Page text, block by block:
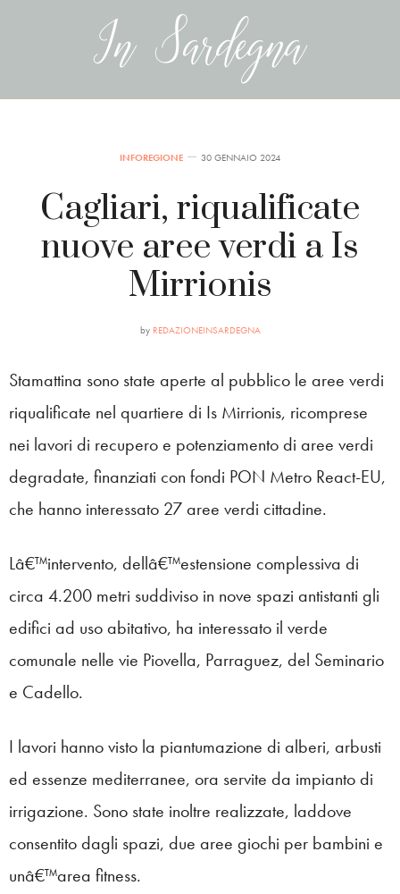
INFOREGIONE 30 GENNAIO 2024
Cagliari, riqualificate
nuove aree verdi a Is
Mirrionis
by REDAZIONEINSARDEGNA
Stamattina sono state aperte al pubblico le aree verdi
riqualificate nel quartiere di Is Mirrionis, ricomprese
nei lavori di recupero e potenziamento di aree verdi
degradate, finanziati con fondi PON Metro React-EU,
che hanno interessato 27 aree verdi cittadine.
Lâ€™intervento, dellâ€™estensione complessiva di
circa 4.200 metri suddiviso in nove spazi antistanti gli
edifici ad uso abitativo, ha interessato il verde
comunale nelle vie Piovella, Parraguez, del Seminario
e Cadello.
I lavori hanno visto la piantumazione di alberi, arbusti
ed essenze mediterranee, ora servite da impianto di
irrigazione. Sono state inoltre realizzate, laddove
consentito dagli spazi, due aree giochi per bambini e
unâ€™area fitness.